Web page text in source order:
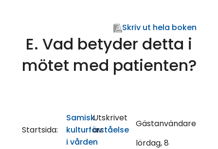
Skriv ut hela boken
E. Vad betyder detta i
mötet med patienten?
Startsida:
Samisk
kulturförståelse
i vården
Utskrivet
av:
Gästanvändare
lördag, 8